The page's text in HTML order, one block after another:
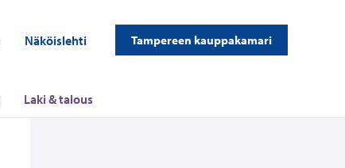
Näköislehti Tampereen kauppakamari
Laki & talous